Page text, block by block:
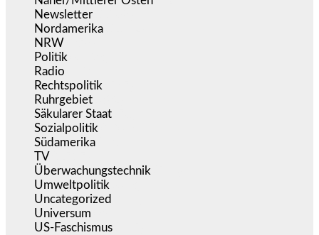
Newsletter
Nordamerika
NRW
Politik
Radio
Rechtspolitik
Ruhrgebiet
Säkularer Staat
Sozialpolitik
Südamerika
TV
Überwachungstechnik
Umweltpolitik
Uncategorized
Universum
US-Faschismus